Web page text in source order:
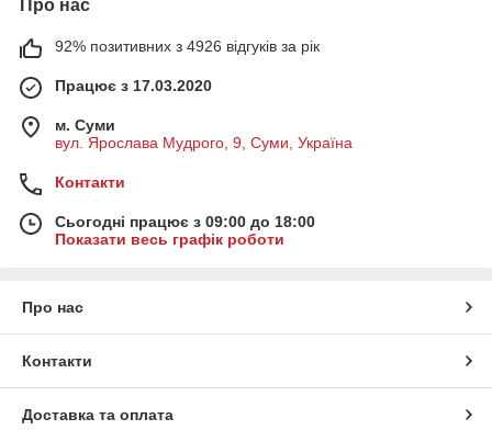
Про нас
92% позитивних з 4926 відгуків за рік
Працює з 17.03.2020
м. Суми
вул. Ярослава Мудрого, 9, Суми, Україна
Контакти
Сьогодні працює з 09:00 до 18:00
Показати весь графік роботи
Про нас
Контакти
Доставка та оплата